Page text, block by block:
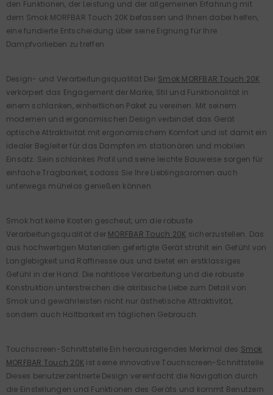
den Funktionen, der Leistung und der allgemeinen Erfahrung mit
dem Smok MORFBAR Touch 20K befassen und Ihnen dabei helfen,
eine fundierte Entscheidung über seine Eignung für Ihre
Dampfvorlieben zu treffen.
Design- und Verarbeitungsqualität Der Smok MORFBAR Touch 20K
verkörpert das Engagement der Marke, Stil und Funktionalität in
einem schlanken, einheitlichen Paket zu vereinen. Mit seinem
modernen und ergonomischen Design verbindet das Gerät
optische Attraktivität mit ergonomischem Komfort und ist damit ein
idealer Begleiter für das Dampfen im stationären und mobilen
Einsatz. Sein schlankes Profil und seine leichte Bauweise sorgen für
einfache Tragbarkeit, sodass Sie Ihre Lieblingsaromen auch
unterwegs mühelos genießen können.
Smok hat keine Kosten gescheut, um die robuste
Verarbeitungsqualität der MORFBAR Touch 20K sicherzustellen. Das
aus hochwertigen Materialien gefertigte Gerät strahlt ein Gefühl von
Langlebigkeit und Raffinesse aus und bietet ein erstklassiges
Gefühl in der Hand. Die nahtlose Verarbeitung und die robuste
Konstruktion unterstreichen die akribische Liebe zum Detail von
Smok und gewährleisten nicht nur ästhetische Attraktivität,
sondern auch Haltbarkeit im täglichen Gebrauch.
Touchscreen-Schnittstelle Ein herausragendes Merkmal des Smok
MORFBAR Touch 20K ist seine innovative Touchscreen-Schnittstelle.
Dieses benutzerzentrierte Design vereinfacht die Navigation durch
die Einstellungen und Funktionen des Geräts und kommt Benutzern